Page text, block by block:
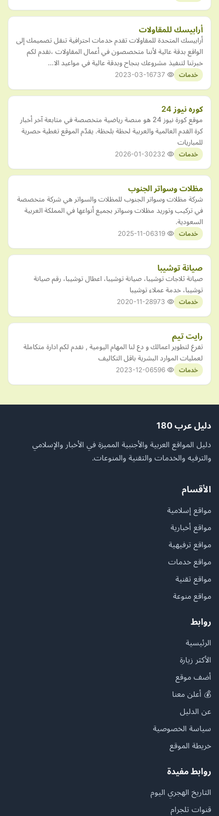
أرابيسك للمقاولات
أرابيسك المتحدة للمقاولات تقدم خدمات احترافية تنقل تصميمك إلى
الواقع بدقة عالية لأننا متخصصون في أعمال المقاولات ،نقدم لكم
خبرتنا لتنفيذ مشروعك بنجاح وبدقة عالية في مواعيد الا…
خدمات 2023-03-16
كوره نيوز 24
موقع كورة نيوز 24 هو منصة رياضية متخصصة في متابعة آخر أخبار
كرة القدم العالمية والعربية لحظة بلحظة. يقدّم الموقع تغطية حصرية
للمباريات
خدمات 2026-01-30
مظلات وسواتر الجنوب
شركة مظلات وسواتر الجنوب للمظلات والسواتر هي شركة متخصصة
في تركيب وتوريد مظلات وسواتر بجميع أنواعها في المملكة العربية
السعودية.
خدمات 2025-11-06
صيانة توشيبا
صيانة ثلاجات توشيبا، صيانة توشيبا، اعطال توشيبا، رقم صيانة
توشيبا، خدمة عملاء توشيبا
خدمات 2020-11-28
رايت تيم
تفرغ لتطوير اعمالك و دع لنا المهام اليومية , نقدم لكم ادارة متكاملة
لعمليات الموارد البشرية باقل التكاليف
خدمات 2023-12-06
دليل عرب 180
دليل المواقع العربية والأجنبية المميزة في الأخبار والإسلامي
والترفيه والخدمات والتقنية والمنوعات.
الأقسام
مواقع إسلامية
مواقع أخبارية
مواقع ترفيهية
مواقع خدمات
مواقع تقنية
مواقع منوعة
روابط
الرئيسية
الأكثر زيارة
أضف موقع
💰 أعلن معنا
عن الدليل
سياسة الخصوصية
خريطة الموقع
روابط مفيدة
التاريخ الهجري اليوم
قنوات تلجرام